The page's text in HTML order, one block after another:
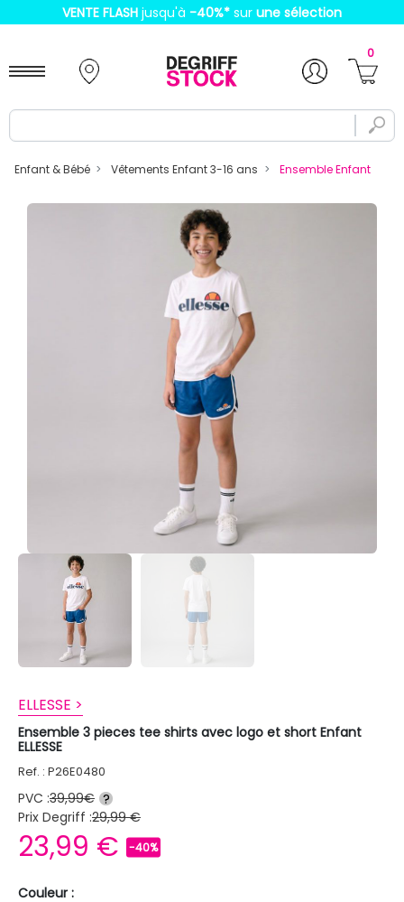
VENTE FLASH jusqu'à -40%* sur une sélection
0
Enfant & Bébé Vêtements Enfant 3-16 ans Ensemble Enfant
ELLESSE >
Ensemble 3 pieces tee shirts avec logo et short Enfant
ELLESSE
Ref. : P26E0480
PVC :39,99€ ?
Prix Degriff :29,99 €
23,99 € -40%
Couleur :